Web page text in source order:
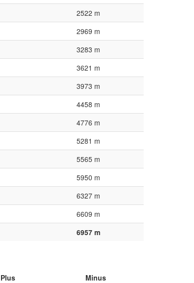
2522 m
2969 m
3283 m
3621 m
3973 m
4458 m
4776 m
5281 m
5565 m
5950 m
6327 m
6609 m
6957 m
Plus
Minus